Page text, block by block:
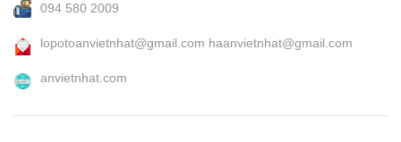
094 580 2009
lopotoanvietnhat@gmail.com haanvietnhat@gmail.com
anvietnhat.com